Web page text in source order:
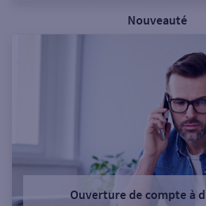
Nouveauté
Ouverture de compte à